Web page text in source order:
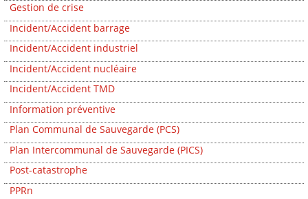
Gestion de crise
Incident/Accident barrage
Incident/Accident industriel
Incident/Accident nucléaire
Incident/Accident TMD
Information préventive
Plan Communal de Sauvegarde (PCS)
Plan Intercommunal de Sauvegarde (PICS)
Post-catastrophe
PPRn